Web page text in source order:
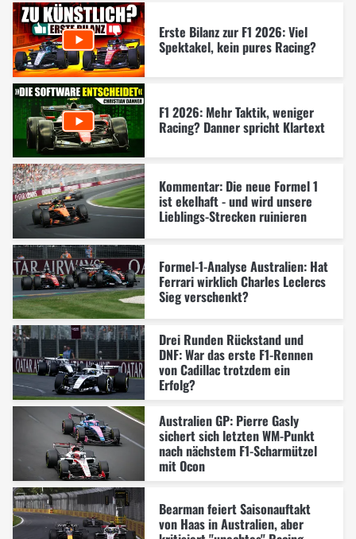
Erste Bilanz zur F1 2026: Viel
Spektakel, kein pures Racing?
F1 2026: Mehr Taktik, weniger
Racing? Danner spricht Klartext
Kommentar: Die neue Formel 1
ist ekelhaft - und wird unsere
Lieblings-Strecken ruinieren
Formel-1-Analyse Australien: Hat
Ferrari wirklich Charles Leclercs
Sieg verschenkt?
Drei Runden Rückstand und
DNF: War das erste F1-Rennen
von Cadillac trotzdem ein
Erfolg?
Australien GP: Pierre Gasly
sichert sich letzten WM-Punkt
nach nächstem F1-Scharmützel
mit Ocon
Bearman feiert Saisonauftakt
von Haas in Australien, aber